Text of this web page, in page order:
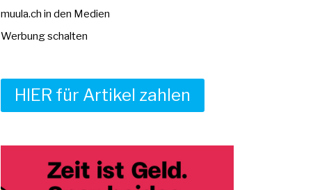
muula.ch in den Medien
Werbung schalten
HIER für Artikel zahlen